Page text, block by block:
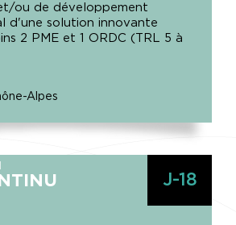
ou de développement
d'une solution innovante
2 PME et 1 ORDC (TRL 5 à
Alpes
J-18